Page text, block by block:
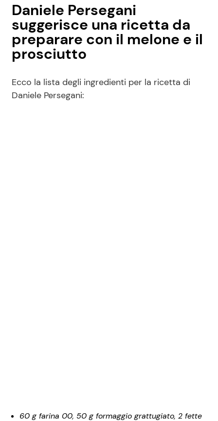
Daniele Persegani
suggerisce una ricetta da
preparare con il melone e il
prosciutto
Ecco la lista degli ingredienti per la ricetta di
Daniele Persegani:
60 g farina 00, 50 g formaggio grattugiato, 2 fette